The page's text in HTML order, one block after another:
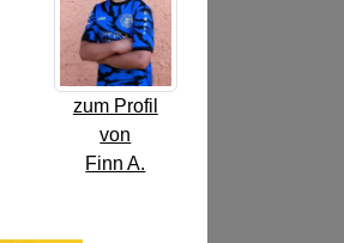
zum Profil
von
Finn A.